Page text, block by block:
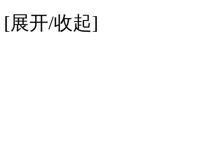
[展开/收起]